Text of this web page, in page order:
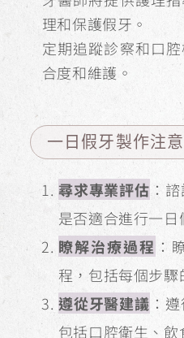
理和保護假牙。
定期追蹤診察和口
合度和維護。
一日假牙製作注
尋求專業評估：
是否適合進行一日
瞭解治療過程 ：
程，包括每個步驟
遵從牙醫建議 ：
包括口腔衛生、飲